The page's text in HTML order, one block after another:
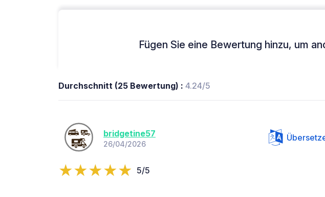
Fügen Sie eine Bewertung hinzu, um
Durchschnitt (25 Bewertung) : 4.24/5
bridgetine57
26/04/2026
5/5